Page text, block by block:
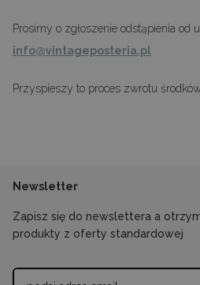
Prosimy o zgłoszenie odstąpienia od
info@vintageposteria.pl
Przyspieszy to proces zwrotu
Newsletter
Zapisz się do newslettera a
produkty z oferty standardowej